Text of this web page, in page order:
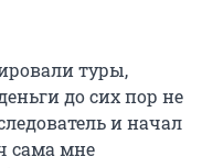
туры,
до сих пор не
и начал
сама мне